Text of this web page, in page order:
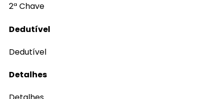
2ª Chave
Dedutível
Dedutível
Detalhes